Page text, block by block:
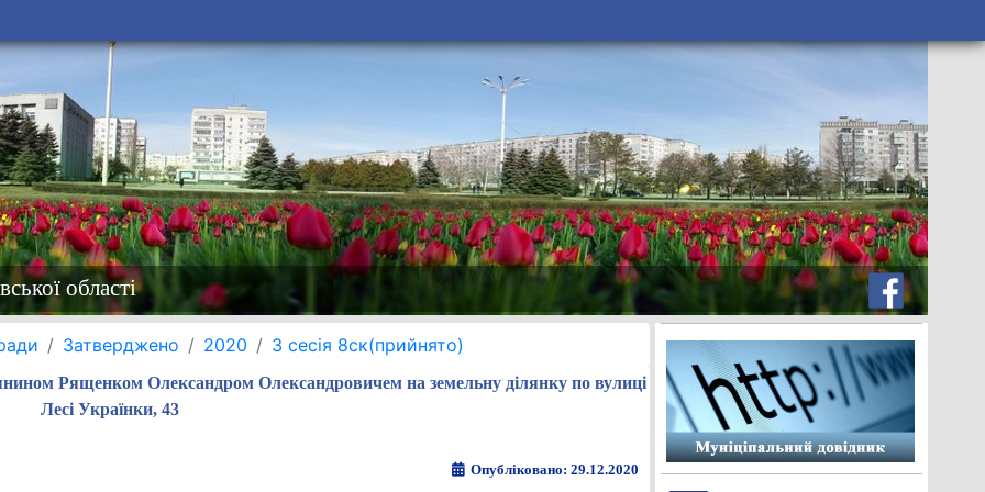
області
Затверджено 2020 3 сесія 8ск(прийнято)
Рященком Олександром Олександровичем на земельну ділянку по вулиці
Лесі Українки, 43
Опубліковано: 29.12.2020